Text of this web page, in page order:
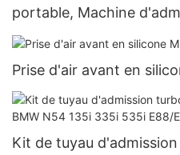
portable, Machine
pour BMW
Prise d'air avant en
Kit de tuyau